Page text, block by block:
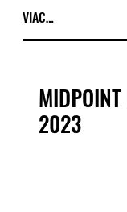
VIAC…
MIDPOINT
2023